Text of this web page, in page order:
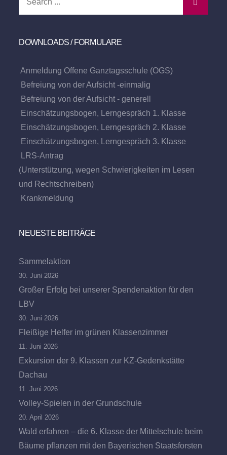
DOWNLOADS / FORMULARE
Anmeldung Offene Ganztagsschule (OGS)
Befreiung von der Aufsicht -einmalig
Befreiung von der Aufsicht - generell
Einschätzungsbogen, Lerngespräch 1. Klasse
Einschätzungsbogen, Lerngespräch 2. Klasse
Einschätzungsbogen, Lerngespräch 3. Klasse
LRS-Antrag
(Unterstützung, wegen Schwierigkeiten im Lesen
und Rechtschreiben)
Krankmeldung
NEUESTE BEITRÄGE
Sammelaktion
30. Juni 2026
Großer Erfolg bei unserer Spendenaktion für den
LBV
30. Juni 2026
Fleißige Helfer im grünen Klassenzimmer
11. Juni 2026
Exkursion der 9. Klassen zur KZ-Gedenkstätte
Dachau
11. Juni 2026
Volley-Spielen in der Grundschule
20. April 2026
Wald erfahren – die 6. Klasse der Mittelschule beim
Bäume pflanzen mit den Bayerischen Staatsforsten